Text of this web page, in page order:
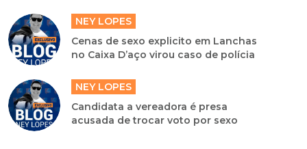
NEY LOPES
Cenas de sexo explicito em Lanchas
no Caixa D’aço virou caso de polícia
NEY LOPES
Candidata a vereadora é presa
acusada de trocar voto por sexo